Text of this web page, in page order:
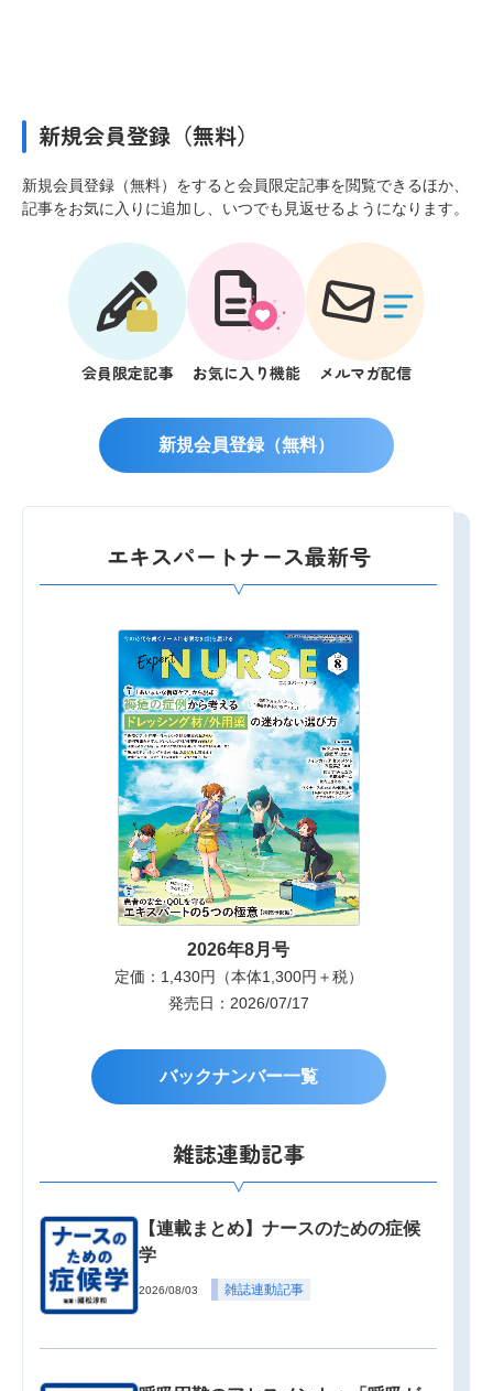
新規会員登録（無料）
新規会員登録（無料）をすると会員限定記事を閲覧できるほか、
記事をお気に入りに追加し、いつでも見返せるようになります。
会員限定記事 お気に入り機能 メルマガ配信
新規会員登録（無料）
エキスパートナース最新号
2026年8月号
定価：1,430円（本体1,300円＋税）
発売日：2026/07/17
バックナンバー一覧
雑誌連動記事
【連載まとめ】ナースのための症候
学
2026/08/03 雑誌連動記事